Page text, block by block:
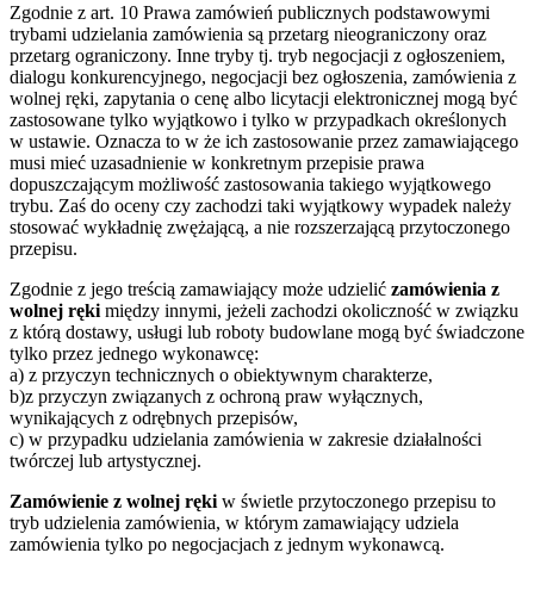
Zgodnie z art. 10 Prawa zamówień publicznych podstawowymi
trybami udzielania zamówienia są przetarg nieograniczony oraz
przetarg ograniczony. Inne tryby tj. tryb negocjacji z ogłoszeniem,
dialogu konkurencyjnego, negocjacji bez ogłoszenia, zamówienia z
wolnej ręki, zapytania o cenę albo licytacji elektronicznej mogą być
zastosowane tylko wyjątkowo i tylko w przypadkach określonych
w ustawie. Oznacza to w że ich zastosowanie przez zamawiającego
musi mieć uzasadnienie w konkretnym przepisie prawa
dopuszczającym możliwość zastosowania takiego wyjątkowego
trybu. Zaś do oceny czy zachodzi taki wyjątkowy wypadek należy
stosować wykładnię zwężającą, a nie rozszerzającą przytoczonego
przepisu.
Zgodnie z jego treścią zamawiający może udzielić zamówienia z
wolnej ręki między innymi, jeżeli zachodzi okoliczność w związku
z którą dostawy, usługi lub roboty budowlane mogą być świadczone
tylko przez jednego wykonawcę:
a) z przyczyn technicznych o obiektywnym charakterze,
b)z przyczyn związanych z ochroną praw wyłącznych,
wynikających z odrębnych przepisów,
c) w przypadku udzielania zamówienia w zakresie działalności
twórczej lub artystycznej.
Zamówienie z wolnej ręki w świetle przytoczonego przepisu to
tryb udzielenia zamówienia, w którym zamawiający udziela
zamówienia tylko po negocjacjach z jednym wykonawcą.